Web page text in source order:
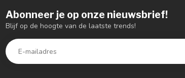
Abonneer je op onze nieuwsbrief!
Blijf op de hoogte van de laatste trends!